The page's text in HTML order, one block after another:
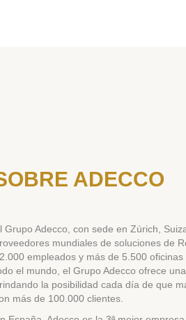
ADECCO
Grupo Adecco, con sede en Zúrich,
mundiales de soluciones de
empleados y más de 5.500
el mundo, el Grupo Adecco ofrece
la posibilidad cada día de que
más de 100.000 clientes.